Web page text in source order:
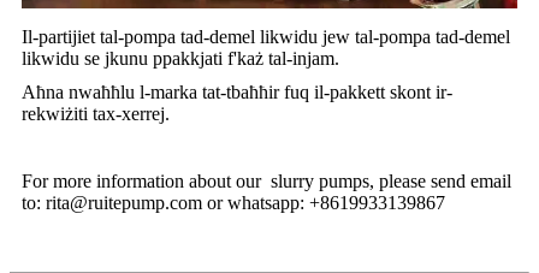
Il-partijiet tal-pompa tad-demel likwidu jew tal-pompa tad-demel
likwidu se jkunu ppakkjati f'każ tal-injam.
Aħna nwaħħlu l-marka tat-tbaħħir fuq il-pakkett skont ir-
rekwiżiti tax-xerrej.
For more information about our slurry pumps, please send email
to: rita@ruitepump.com or whatsapp: +8619933139867